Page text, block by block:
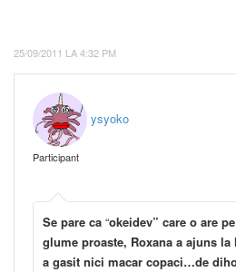
25/09/2011 LA 4:32 PM
ysyoko
Participant
Se pare ca “okeidev” care o are
glume proaste, Roxana a ajuns
a gasit nici macar copaci…de